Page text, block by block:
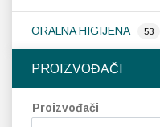
ORALNA HIGIJENA 53
PROIZVOĐAČI
Proizvođači